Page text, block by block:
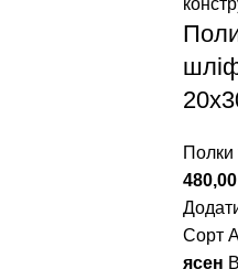
Полки
480,00
Сорт
ясен